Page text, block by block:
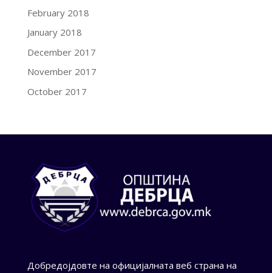
February 2018
January 2018
December 2017
November 2017
October 2017
Добредојдовте на официјалната веб страна на